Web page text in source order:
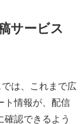
サービス
は、これまで広
ト情報が、配信
確認できるよう